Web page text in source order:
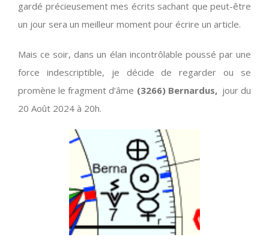
gardé précieusement mes écrits sachant que peut-être
un jour sera un meilleur moment pour écrire un article.
Mais ce soir, dans un élan incontrôlable poussé par une
force indescriptible, je décide de regarder ou se
promène le fragment d’âme (3266) Bernardus, jour du
20 Août 2024 à 20h.